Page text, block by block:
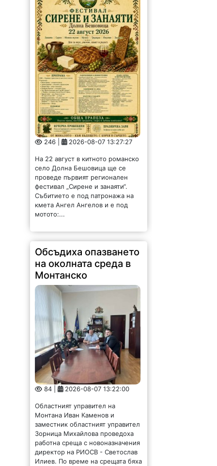
246 | 2026-08-07 13:27:27
На 22 август в китното романско
село Долна Бешовица ще се
проведе първият регионален
фестивал „Сирене и занаяти“.
Събитието е под патронажа на
кмета Ангел Ангелов и е под
мотото:...
Обсъдиха опазването
на околната среда в
Монтанско
84 | 2026-08-07 13:22:00
Областният управител на
Монтана Иван Каменов и
заместник областният управител
Зорница Михайлова проведоха
работна среща с новоназначения
директор на РИОСВ - Светослав
Илиев. По време на срещата бяха